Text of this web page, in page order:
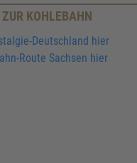
KOHLEBAHN
Deutschland hier
Route Sachsen hier